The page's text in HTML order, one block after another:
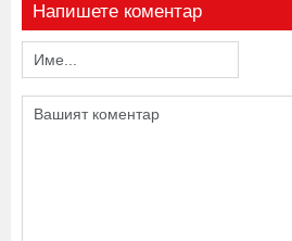
Напишете коментар